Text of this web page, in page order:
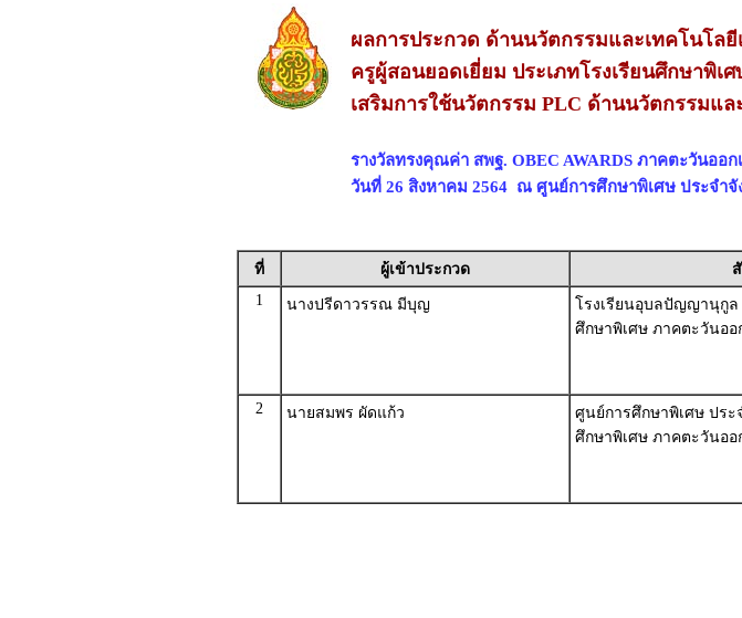
ผลการประกวด ด้านนวัตกรรมและเทคโนโลยี
ครูผู้สอนยอดเยี่ยม ประเภทโรงเรียนศึกษาพิเ
เสริมการใช้นวัตกรรม PLC ด้านนวัตกรรมแล
รางวัลทรงคุณค่า สพฐ. OBEC AWARDS ภาคตะวันออก
วันที่ 26 สิงหาคม 2564 ณ ศูนย์การศึกษาพิเศษ ประจำจั
ที่ ผู้เข้าประกวด
1
นางปรีดาวรรณ มีบุญ
โรงเรียนอุบลปัญญานุกู
ศึกษาพิเศษ ภาคตะวันออ
2
นายสมพร ผัดแก้ว
ศูนย์การศึกษาพิเศษ ประ
ศึกษาพิเศษ ภาคตะวันออ